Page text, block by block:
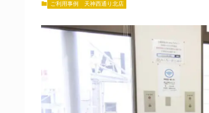
ご利用事例 天神西通り北店